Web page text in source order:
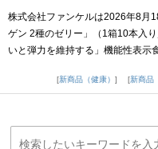
株式会社ファンケルは2026年8月
ゲン 2種のゼリー」（1箱10本入
いと弾力を維持する」機能性表示
新商品（健康）
新商品